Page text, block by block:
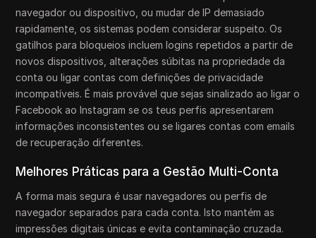
navegador ou dispositivo, ou mudar de IP demasiado
rapidamente, os sistemas podem considerar suspeito. Os
gatilhos para bloqueios incluem logins repetidos a partir de
novos dispositivos, alterações súbitas na propriedade da
conta ou ligar contas com definições de privacidade
incompatíveis. É mais provável que sejas sinalizado ao ligar o
Facebook ao Instagram se os teus perfis apresentarem
informações inconsistentes ou se ligares contas com emails
de recuperação diferentes.
Melhores Práticas para a Gestão Multi-Conta
A forma mais segura é usar navegadores ou perfis de
navegador separados para cada conta. Isto mantém as
impressões digitais únicas e evita contaminação cruzada.